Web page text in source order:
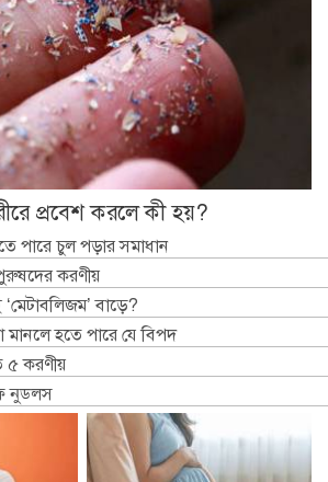
প্রবেশ করলে কী হয়?
পারে চুল পড়ার সমাধান
করণীয়
বাড়ে?
মানলে হতে পারে যে বিপদ
৫ করণীয়
নুডলস